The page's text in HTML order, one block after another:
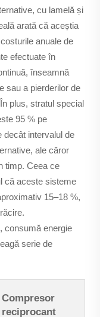
cu lamelă și
arată că aceștia
anuale de
efectuate în
înseamnă
sau a pierderilor de
plus, stratul special
95 % pe
decât intervalul de
ale căror
timp. Ceea ce
că aceste sisteme
15–18 %,
consumă energie
serie de
Compresor
reciprocant